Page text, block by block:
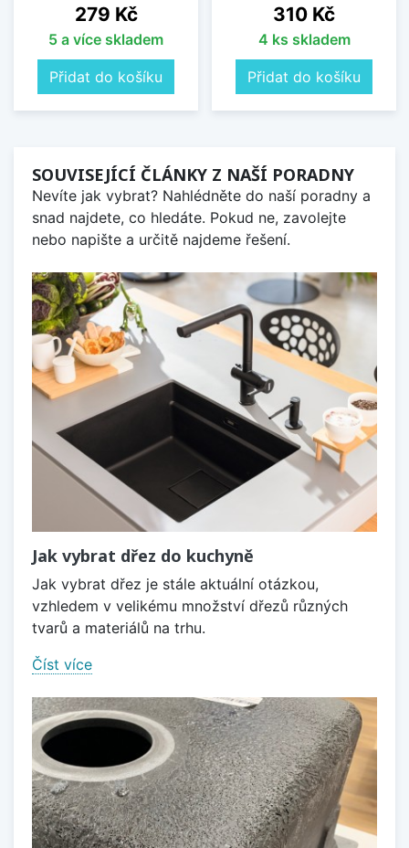
Cena
279 Kč
5 a více skladem
Přidat do košíku
Cena
310 Kč
4 ks skladem
Přidat do košíku
SOUVISEJÍCÍ ČLÁNKY Z NAŠÍ PORADNY
Nevíte jak vybrat? Nahlédněte do naší poradny a
snad najdete, co hledáte. Pokud ne, zavolejte
nebo napište a určitě najdeme řešení.
Jak vybrat dřez do kuchyně
Jak vybrat dřez je stále aktuální otázkou,
vzhledem v velikému množství dřezů různých
tvarů a materiálů na trhu.
Číst více